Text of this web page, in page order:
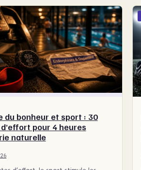
du bonheur et sport : 30
pour 4 heures
naturelle